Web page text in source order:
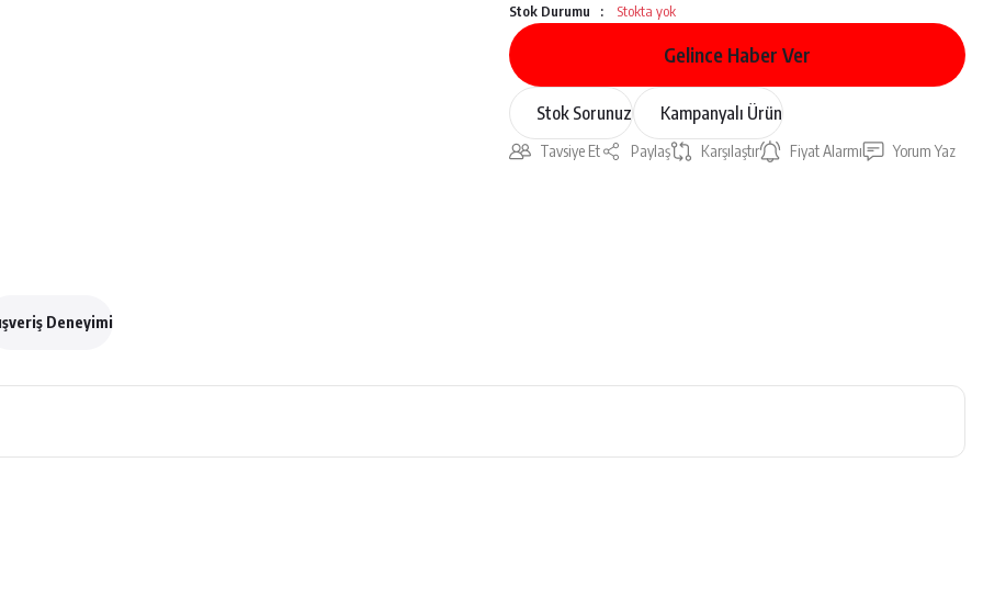
Stok Durumu Stokta yok
Gelince Haber Ver
Stok Sorunuz Kampanyalı Ürün
Tavsiye Et Paylaş Karşılaştır Fiyat Alarmı Yorum Yaz
Deneyimi